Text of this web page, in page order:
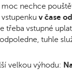
nechce
v čase
třeba vstupné
tuhle
velkou výhodu: